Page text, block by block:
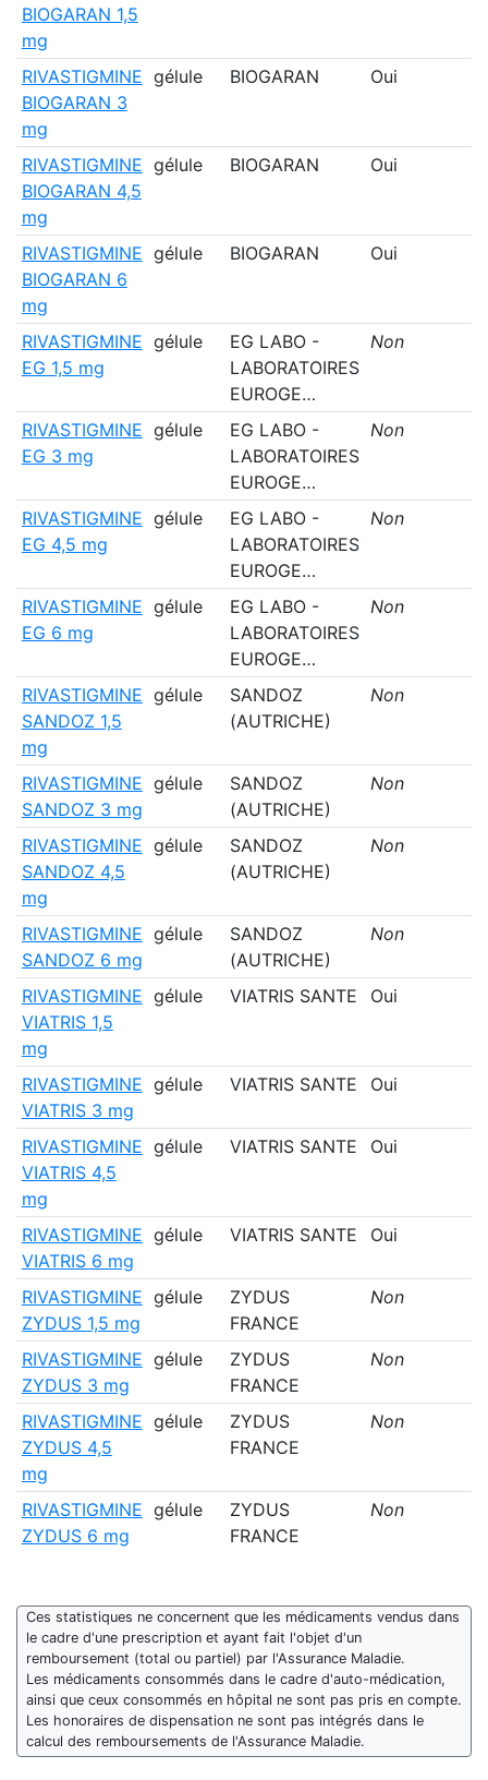
BIOGARAN 1,5
mg
RIVASTIGMINE
BIOGARAN 3
mg
gélule BIOGARAN Oui
RIVASTIGMINE
BIOGARAN 4,5
mg
gélule BIOGARAN Oui
RIVASTIGMINE
BIOGARAN 6
mg
gélule BIOGARAN Oui
RIVASTIGMINE
EG 1,5 mg
gélule
EG LABO -
LABORATOIRES
EUROGE…
Non
RIVASTIGMINE
EG 3 mg
gélule
EG LABO -
LABORATOIRES
EUROGE…
Non
RIVASTIGMINE
EG 4,5 mg
gélule
EG LABO -
LABORATOIRES
EUROGE…
Non
RIVASTIGMINE
EG 6 mg
gélule
EG LABO -
LABORATOIRES
EUROGE…
Non
RIVASTIGMINE
SANDOZ 1,5
mg
gélule
SANDOZ
(AUTRICHE)
Non
RIVASTIGMINE
SANDOZ 3 mg
gélule
SANDOZ
(AUTRICHE)
Non
RIVASTIGMINE
SANDOZ 4,5
mg
gélule
SANDOZ
(AUTRICHE)
Non
RIVASTIGMINE
SANDOZ 6 mg
gélule
SANDOZ
(AUTRICHE)
Non
RIVASTIGMINE
VIATRIS 1,5
mg
gélule VIATRIS SANTE Oui
RIVASTIGMINE
VIATRIS 3 mg
gélule VIATRIS SANTE Oui
RIVASTIGMINE
VIATRIS 4,5
mg
gélule VIATRIS SANTE Oui
RIVASTIGMINE
VIATRIS 6 mg
gélule VIATRIS SANTE Oui
RIVASTIGMINE
ZYDUS 1,5 mg
gélule
ZYDUS
FRANCE
Non
RIVASTIGMINE
ZYDUS 3 mg
gélule
ZYDUS
FRANCE
Non
RIVASTIGMINE
ZYDUS 4,5
mg
gélule
ZYDUS
FRANCE
Non
RIVASTIGMINE
ZYDUS 6 mg
gélule
ZYDUS
FRANCE
Non
Ces statistiques ne concernent que les médicaments vendus dans
le cadre d'une prescription et ayant fait l'objet d'un
remboursement (total ou partiel) par l'Assurance Maladie.
Les médicaments consommés dans le cadre d'auto-médication,
ainsi que ceux consommés en hôpital ne sont pas pris en compte.
Les honoraires de dispensation ne sont pas intégrés dans le
calcul des remboursements de l'Assurance Maladie.